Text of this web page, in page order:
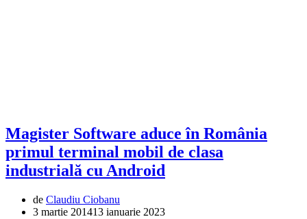
Magister Software aduce în România
primul terminal mobil de clasa
industrială cu Android
de Claudiu Ciobanu
3 martie 201413 ianuarie 2023